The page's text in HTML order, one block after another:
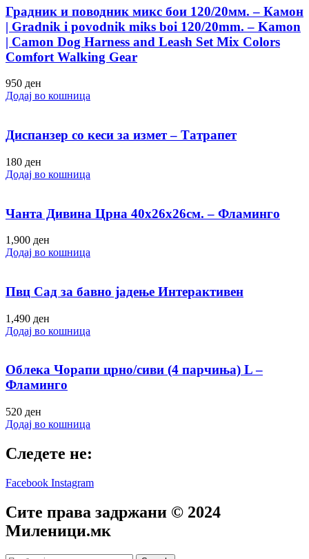
Градник и поводник микс бои 120/20мм. – Камон
| Gradnik i povodnik miks boi 120/20mm. – Kamon
| Camon Dog Harness and Leash Set Mix Colors
Comfort Walking Gear
950 ден
Додај во кошница
Диспанзер со кеси за измет – Татрапет
180 ден
Додај во кошница
Чанта Дивина Црна 40х26х26см. – Фламинго
1,900 ден
Додај во кошница
Пвц Сад за бавно јадење Интерактивен
1,490 ден
Додај во кошница
Облека Чорапи црно/сиви (4 парчиња) L –
Фламинго
520 ден
Додај во кошница
Следете не:
Facebook Instagram
Сите права задржани © 2024
Mиленици.мк